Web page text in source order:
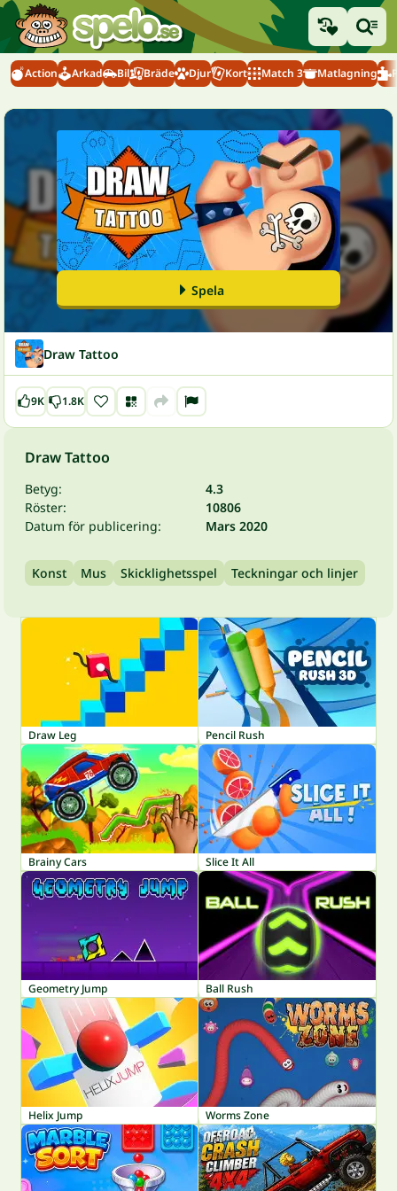
Action Arkad Bil Bräde Djur Kort Match 3 Matlagning
Spela
Draw Tattoo
9K 1.8K
Draw Tattoo
Betyg:
4.3
Röster:
10806
Datum för publicering:
Mars 2020
Konst Mus Skicklighetsspel Teckningar och linjer
Draw Leg Pencil Rush
Brainy Cars Slice It All
Geometry Jump Ball Rush
Helix Jump Worms Zone